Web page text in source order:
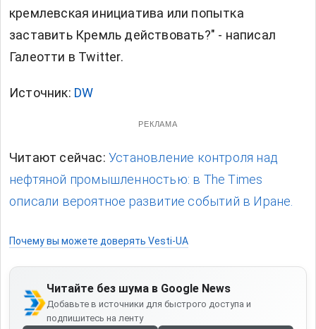
кремлевская инициатива или попытка
заставить Кремль действовать?" - написал
Галеотти в Twitter.
Источник: DW
РЕКЛАМА
Читают сейчас: Установление контроля над
нефтяной промышленностью: в The Times
описали вероятное развитие событий в Иране.
Почему вы можете доверять Vesti-UA
Читайте без шума в Google News
Добавьте в источники для быстрого доступа и
подпишитесь на ленту